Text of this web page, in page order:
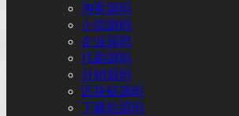
淘客源码
小说源码
企业源码
代刷源码
分销源码
区块链源码
下载站源码